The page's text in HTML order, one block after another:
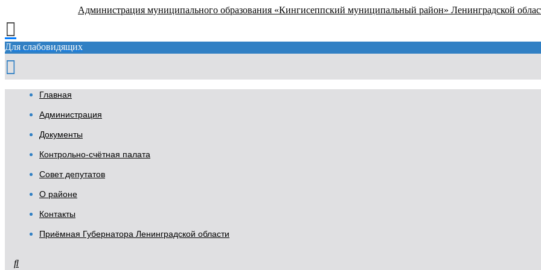
Администрация муниципального образования «Кингисеппский муниципальный район» Ленинградской
Для слабовидящих
Главная
Администрация
Документы
Контрольно-счётная палата
Совет депутатов
О районе
Контакты
Приёмная Губернатора Ленинградской области